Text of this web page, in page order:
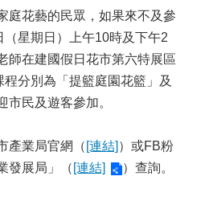
花藝的民眾，如果來不及參
星期日）上午10時及下午2
師在建國假日花市第六特展區
分別為「提籃庭園花籃」及
市民及遊客參加。
業局官網（ [連結] ）或FB粉
發展局」（ [連結] ）查詢。